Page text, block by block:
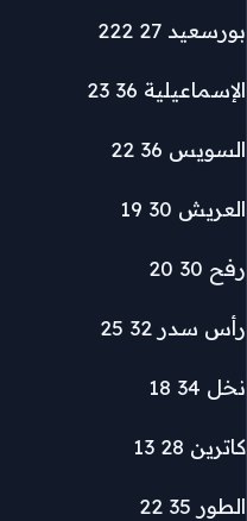
بورسعيد 27 222
الإسماعيلية 36 23
السويس 36 22
العريش 30 19
رفح 30 20
رأس سدر 32 25
نخل 34 18
كاترين 28 13
الطور 35 22